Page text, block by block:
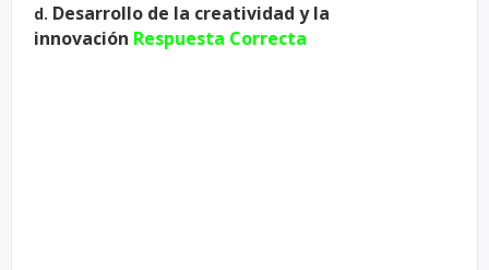
d. Desarrollo de la creatividad y la
innovación Respuesta Correcta